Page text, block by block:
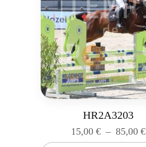
HR2A3203
15,00€ – 85,00€